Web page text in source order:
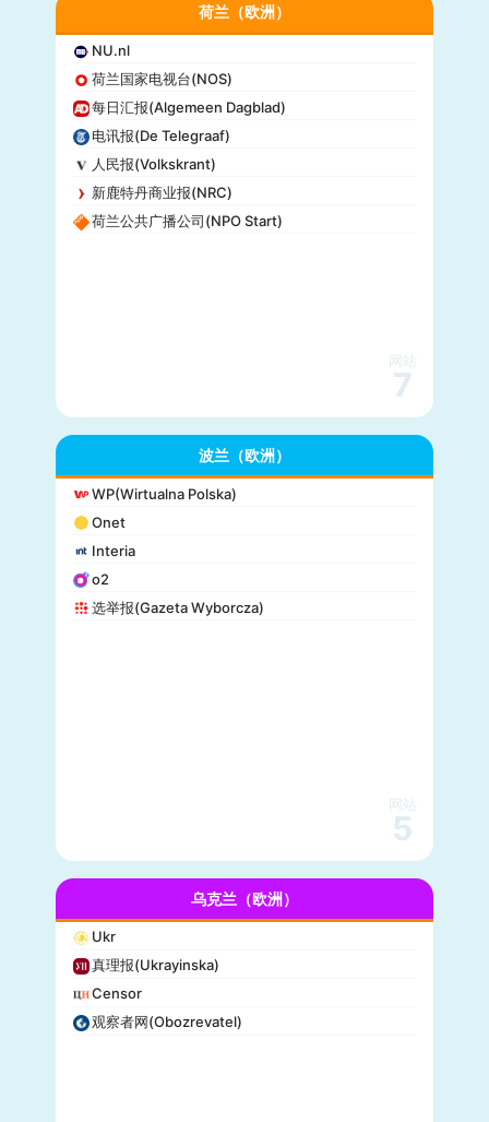
荷兰（欧洲）
NU.nl
荷兰国家电视台(NOS)
每日汇报(Algemeen Dagblad)
电讯报(De Telegraaf)
人民报(Volkskrant)
新鹿特丹商业报(NRC)
荷兰公共广播公司(NPO Start)
网站
7
波兰（欧洲）
WP(Wirtualna Polska)
Onet
Interia
o2
选举报(Gazeta Wyborcza)
网站
5
乌克兰（欧洲）
Ukr
真理报(Ukrayinska)
Censor
观察者网(Obozrevatel)